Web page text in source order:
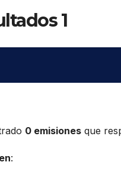
1
0 emisiones que
: